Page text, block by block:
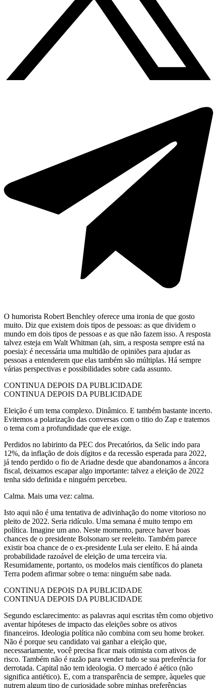
O humorista Robert Benchley oferece uma ironia de que gosto
muito. Diz que existem dois tipos de pessoas: as que dividem o
mundo em dois tipos de pessoas e as que não fazem isso. A resposta
talvez esteja em Walt Whitman (ah, sim, a resposta sempre está na
poesia): é necessária uma multidão de opiniões para ajudar as
pessoas a entenderem que elas também são múltiplas. Há sempre
várias perspectivas e possibilidades sobre cada assunto.
CONTINUA DEPOIS DA PUBLICIDADE
CONTINUA DEPOIS DA PUBLICIDADE
Eleição é um tema complexo. Dinâmico. E também bastante incerto.
Evitemos a polarização das conversas com o titio do Zap e tratemos
o tema com a profundidade que ele exige.
Perdidos no labirinto da PEC dos Precatórios, da Selic indo para
12%, da inflação de dois dígitos e da recessão esperada para 2022,
já tendo perdido o fio de Ariadne desde que abandonamos a âncora
fiscal, deixamos escapar algo importante: talvez a eleição de 2022
tenha sido definida e ninguém percebeu.
Calma. Mais uma vez: calma.
Isto aqui não é uma tentativa de adivinhação do nome vitorioso no
pleito de 2022. Seria ridículo. Uma semana é muito tempo em
política. Imagine um ano. Neste momento, parece haver boas
chances de o presidente Bolsonaro ser reeleito. Também parece
existir boa chance de o ex-presidente Lula ser eleito. E há ainda
probabilidade razoável de eleição de uma terceira via.
Resumidamente, portanto, os modelos mais científicos do planeta
Terra podem afirmar sobre o tema: ninguém sabe nada.
CONTINUA DEPOIS DA PUBLICIDADE
CONTINUA DEPOIS DA PUBLICIDADE
Segundo esclarecimento: as palavras aqui escritas têm como objetivo
aventar hipóteses de impacto das eleições sobre os ativos
financeiros. Ideologia política não combina com seu home broker.
Não é porque seu candidato vai ganhar a eleição que,
necessariamente, você precisa ficar mais otimista com ativos de
risco. Também não é razão para vender tudo se sua preferência for
derrotada. Capital não tem ideologia. O mercado é aético (não
significa antiético). E, com a transparência de sempre, àqueles que
nutrem algum tipo de curiosidade sobre minhas preferências